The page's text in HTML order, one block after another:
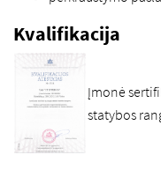
Kvalifikacija
Įmonė
statybos